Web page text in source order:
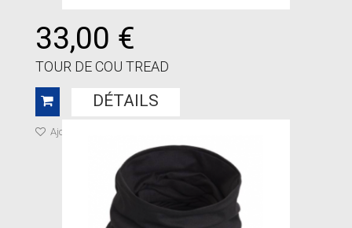
33,00 €
TOUR DE COU TREAD
DÉTAILS
Ajouter à ma liste de cadeaux